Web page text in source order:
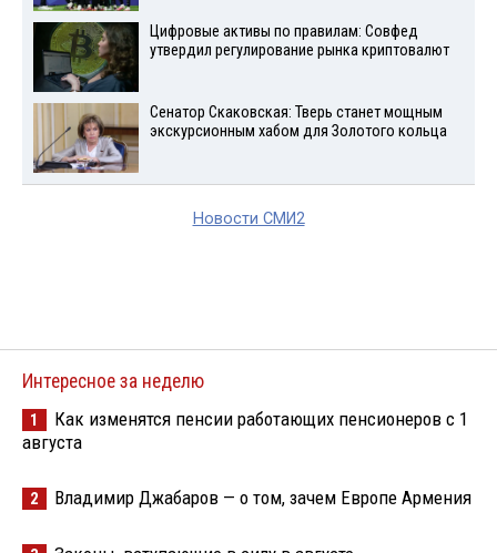
Цифровые активы по правилам: Совфед
утвердил регулирование рынка криптовалют
Сенатор Скаковская: Тверь станет мощным
экскурсионным хабом для Золотого кольца
Новости СМИ2
Интересное за неделю
1
Как изменятся пенсии работающих пенсионеров с 1
августа
2 Владимир Джабаров — о том, зачем Европе Армения